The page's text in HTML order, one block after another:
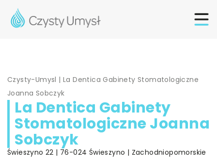
Czysty-Umysl |La Dentica Gabinety Stomatologiczne
Joanna Sobczyk
La Dentica Gabinety
Stomatologiczne Joanna
Sobczyk
Świeszyno 22 | 76-024 Świeszyno | Zachodniopomorskie